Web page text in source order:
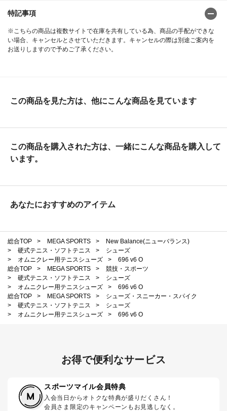
特記事項
※こちらの商品は複数サイトで在庫を共有している為、商品の手配ができな
い場合、キャンセルとさせていただきます。キャンセルの際は別途ご案内を
お送りしますので予めご了承ください。
この商品を見た方は、他にこんな商品を見ています
この商品を購入された方は、一緒にこんな商品を購入して
います。
あなたにおすすめのアイテム
総合TOP > MEGA SPORTS >
New Balance(ニューバランス)
>
硬式テニス・ソフトテニス >
シューズ
>
オムニクレー用テニスシューズ >
696 v6 O
総合TOP
> MEGA SPORTS >
競技・スポーツ
>
硬式テニス・ソフトテニス >
シューズ
>
オムニクレー用テニスシューズ >
696 v6 O
総合TOP
> MEGA SPORTS >
シューズ・スニーカー・スパイク
>
硬式テニス・ソフトテニス >
シューズ
>
オムニクレー用テニスシューズ > 696 v6 O
お得で便利なサービス
スポーツマイル会員特典
入会当日からオトクな特典が盛りだくさん！
会員さま限定のキャンペーンもお見逃しなく。